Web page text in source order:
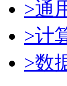
>通
>计
>数